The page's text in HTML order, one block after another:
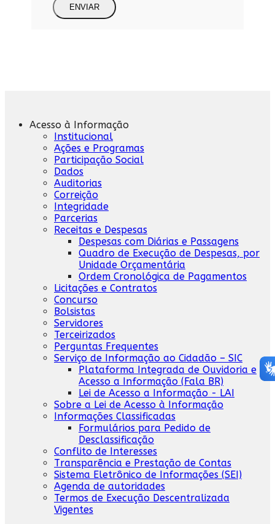
ENVIAR
Acesso à Informação
Institucional
Ações e Programas
Participação Social
Dados
Auditorias
Correição
Integridade
Parcerias
Receitas e Despesas
Despesas com Diárias e Passagens
Quadro de Execução de Despesas, por
Unidade Orçamentária
Ordem Cronológica de Pagamentos
Licitações e Contratos
Concurso
Bolsistas
Servidores
Terceirizados
Perguntas Frequentes
Serviço de Informação ao Cidadão – SIC
Plataforma Integrada de Ouvidoria e
Acesso a Informação (Fala BR)
Lei de Acesso a Informação - LAI
Sobre a Lei de Acesso à Informação
Informações Classificadas
Formulários para Pedido de
Desclassificação
Conflito de Interesses
Transparência e Prestação de Contas
Sistema Eletrônico de Informações (SEI)
Agenda de autoridades
Termos de Execução Descentralizada
Vigentes